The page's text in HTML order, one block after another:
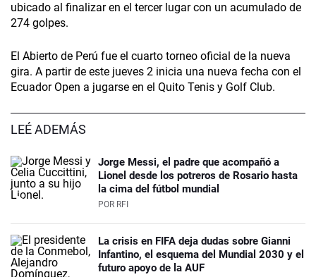
ubicado al finalizar en el tercer lugar con un acumulado de
274 golpes.
El Abierto de Perú fue el cuarto torneo oficial de la nueva
gira. A partir de este jueves 2 inicia una nueva fecha con el
Ecuador Open a jugarse en el Quito Tenis y Golf Club.
LEÉ ADEMÁS
Jorge Messi, el padre que acompañó a
Lionel desde los potreros de Rosario hasta
la cima del fútbol mundial
POR RFI
La crisis en FIFA deja dudas sobre Gianni
Infantino, el esquema del Mundial 2030 y el
futuro apoyo de la AUF